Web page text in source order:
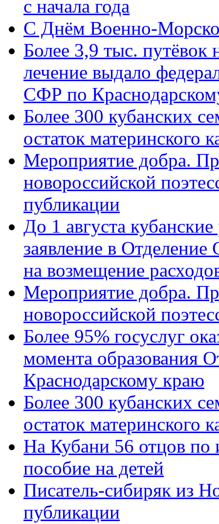
с начала года
C Днём Военно-
Более 3,9 тыс. путёвок
лечение выдало
СФР по
Более 300 кубанских
остаток материнского
Мероприятие добра.
новороссийской
публикации
До 1 августа
заявление в
на возмещение
Мероприятие добра.
новороссийской
Более 95% госуслуг
момента образования
Краснодарскому краю
Более 300 кубанских
остаток материнского
На Кубани 56 отцов по
пособие на детей
Писатель-сибиряк из
публикации